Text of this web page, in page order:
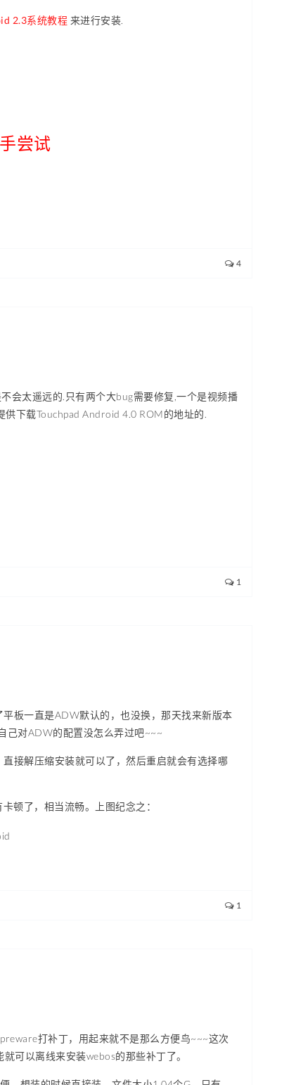
2.3系统教程 来进行安装.
尝试
4
会太遥远的.只有两个大bug需要修复,一个是视频播
下载Touchpad Android 4.0 ROM的地址的.
1
板一直是ADW默认的，也没换，那天找来新版本
己对ADW的配置没怎么弄过吧~~~
接解压缩安装就可以了，然后重启就会有选择哪
顿了，相当流畅。上图纪念之：
1
打补丁，用起来就不是那么方便鸟~~~这次
可以离线来安装webos的那些补丁了。